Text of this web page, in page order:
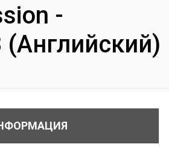
-
(Английский)